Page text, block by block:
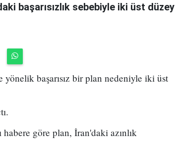
başarısızlık sebebiyle iki üst düzey
başarısız bir plan nedeniyle iki üst
habere göre plan, İran'daki azınlık